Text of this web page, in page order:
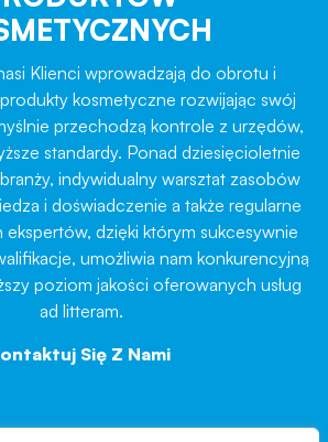
Klienci wprowadzają do obrotu i
kosmetyczne rozwijając swój
przechodzą kontrole z urzędów,
standardy. Ponad dziesięcioletnie
indywidualny warsztat zasobów
i doświadczenie a także regularne
ekspertów, dzięki którym sukcesywnie
umożliwia nam konkurencyjną
poziom jakości oferowanych usług
ad litteram.
Się Z Nami